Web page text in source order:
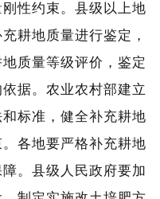
性约束。县级以上地
耕地质量进行鉴定，
质量等级评价，鉴定
据。农业农村部建立
标准，健全补充耕地
各地要严格补充耕地
。县级人民政府要加